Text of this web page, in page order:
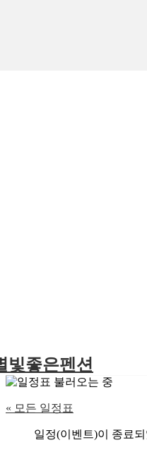
빛좋은펜션
« 모든 일정표
일정(이벤트)이 종료